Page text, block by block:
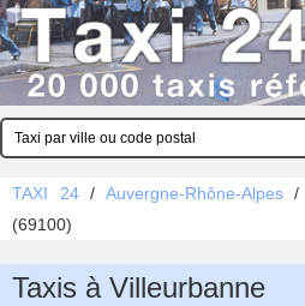
TAXI 24/ Auvergne-Rhône-Alpes/
(69100)
Taxis à Villeurbanne